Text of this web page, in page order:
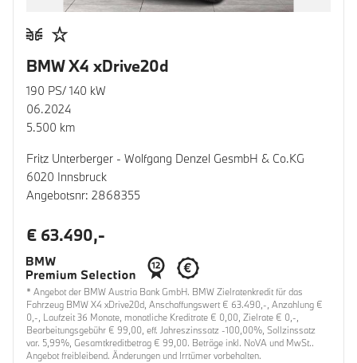
BMW X4 xDrive20d
190 PS/ 140 kW
06.2024
5.500 km
Fritz Unterberger - Wolfgang Denzel GesmbH & Co.KG
6020 Innsbruck
Angebotsnr: 2868355
€ 63.490,-
* Angebot der BMW Austria Bank GmbH. BMW Zielratenkredit für das
Fahrzeug BMW X4 xDrive20d, Anschaffungswert € 63.490,-, Anzahlung €
0,-, Laufzeit 36 Monate, monatliche Kreditrate € 0,00, Zielrate € 0,-,
Bearbeitungsgebühr € 99,00, eff. Jahreszinssatz -100,00%, Sollzinssatz
var. 5,99%, Gesamtkreditbetrag € 99,00. Beträge inkl. NoVA und MwSt..
Angebot freibleibend. Änderungen und Irrtümer vorbehalten.